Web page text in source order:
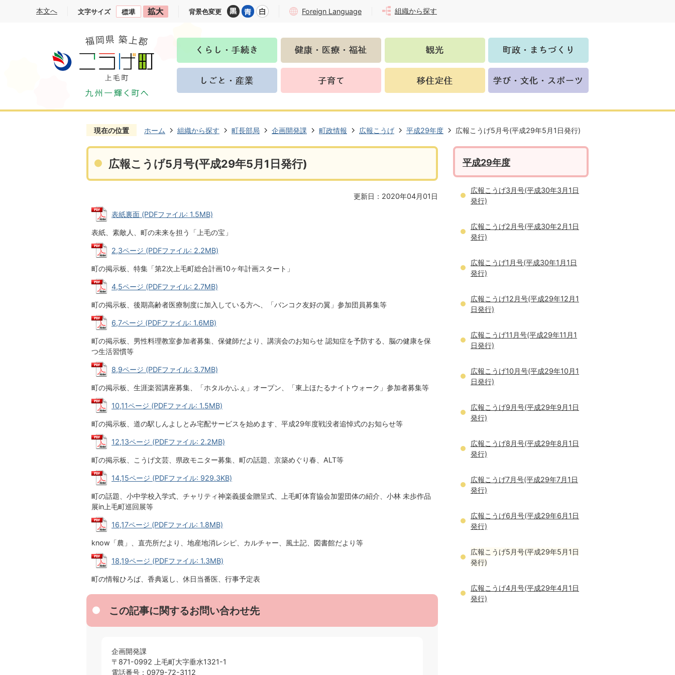
本文へ 文字サイズ 背景色変更 Foreign Language 組織から探す
現在の位置 ホーム 組織から探す 町長部局 企画開発課 町政情報 広報こうげ 平成29年度 広報こうげ5月号(平成29年5月1日発行)
広報こうげ5月号(平成29年5月1日発行)
更新日：2020年04月01日
表紙裏面 (PDFファイル: 1.5MB)
表紙、素敵人、町の未来を担う「上毛の宝」
2,3ページ (PDFファイル: 2.2MB)
町の掲示板、特集「第2次上毛町総合計画10ヶ年計画スタート」
4,5ページ (PDFファイル: 2.7MB)
町の掲示板、後期高齢者医療制度に加入している方へ、「バンコク友好の翼」参加団員募集等
6,7ページ (PDFファイル: 1.6MB)
町の掲示板、男性料理教室参加者募集、保健師だより、講演会のお知らせ 認知症を予防する、脳の健康を保
つ生活習慣等
8,9ページ (PDFファイル: 3.7MB)
町の掲示板、生涯楽習講座募集、「ホタルかふぇ」オープン、「東上ほたるナイトウォーク」参加者募集等
10,11ページ (PDFファイル: 1.5MB)
町の掲示板、道の駅しんよしとみ宅配サービスを始めます、平成29年度戦没者追悼式のお知らせ等
12,13ページ (PDFファイル: 2.2MB)
町の掲示板、こうげ文芸、県政モニター募集、町の話題、京築めぐり春、ALT等
14,15ページ (PDFファイル: 929.3KB)
町の話題、小中学校入学式、チャリティ神楽義援金贈呈式、上毛町体育協会加盟団体の紹介、小林 未歩作品
展in上毛町巡回展等
16,17ページ (PDFファイル: 1.8MB)
know「農」、直売所だより、地産地消レシピ、カルチャー、風土記、図書館だより等
18,19ページ (PDFファイル: 1.3MB)
町の情報ひろば、香典返し、休日当番医、行事予定表
この記事に関するお問い合わせ先
企画開発課
〒871-0992 上毛町大字垂水1321-1
電話番号：0979-72-3112
平成29年度
広報こうげ3月号(平成30年3月1日
発行)
広報こうげ2月号(平成30年2月1日
発行)
広報こうげ1月号(平成30年1月1日
発行)
広報こうげ12月号(平成29年12月1
日発行)
広報こうげ11月号(平成29年11月1
日発行)
広報こうげ10月号(平成29年10月1
日発行)
広報こうげ9月号(平成29年9月1日
発行)
広報こうげ8月号(平成29年8月1日
発行)
広報こうげ7月号(平成29年7月1日
発行)
広報こうげ6月号(平成29年6月1日
発行)
広報こうげ5月号(平成29年5月1日
発行)
広報こうげ4月号(平成29年4月1日
発行)